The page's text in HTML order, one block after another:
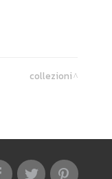
collezioni